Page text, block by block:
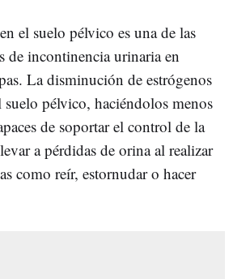
el suelo pélvico es una de las
de incontinencia urinaria en
La disminución de estrógenos
suelo pélvico, haciéndolos menos
de soportar el control de la
a pérdidas de orina al realizar
como reír, estornudar o hacer